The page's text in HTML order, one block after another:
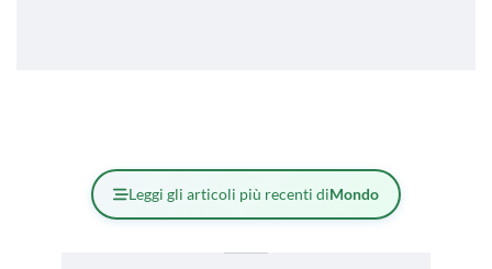
Leggi gli articoli più recenti diMondo